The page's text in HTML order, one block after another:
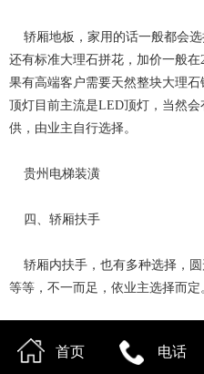
轿厢地板，家用的话一般都会选
还有标准大理石拼花，加价一般
果有高端客户需要天然整块大理
顶灯目前主流是LED顶灯，当然
供，由业主自行选择。
贵州电梯装潢
四、轿厢扶手
轿厢内扶手，也有多种选择，
等等，不一而足，依业主选择而定
首页 电话